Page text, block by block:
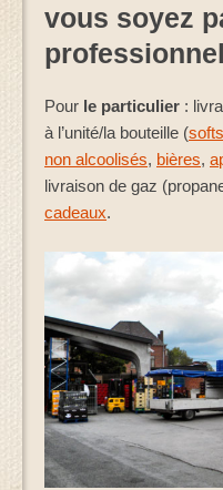
vous soyez
Pour le particulier :
à l’unité/la bouteille (
non alcoolisés, bières,
livraison de gaz
cadeaux.